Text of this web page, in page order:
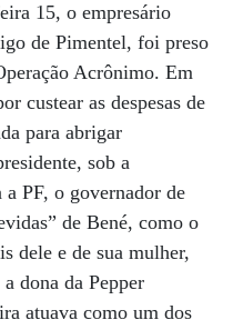
15, o empresário
de Pimentel, foi preso
Acrônimo. Em
custear as despesas de
para abrigar
sob a
a PF, o governador de
de Bené, como o
dele e de sua mulher,
dona da Pepper
atuava como um dos